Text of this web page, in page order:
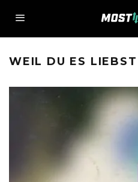
WEIL DU ES LIEBST